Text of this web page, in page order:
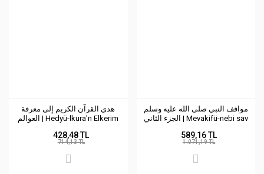
هدي القرآن الكريم إلى معرفة
العوالم | Hedyü-lkura'n Elkerim
428,48 TL
714,13 TL
مواقف النبي صلى الله عليه وسلم
الجزء الثاني | Mevakifü-nebi sav
589,16 TL
1.071,19 TL